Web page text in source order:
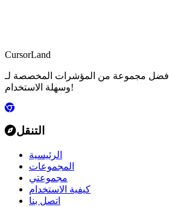
CursorLand
أفضل مجموعة من المؤشرات المخصصة لـ Chrome. ممتعة، ملونة،
وسهلة الاستخدام!
التنقل
الرئيسية
المجموعات
مجموعتي
كيفية الاستخدام
اتصل بنا